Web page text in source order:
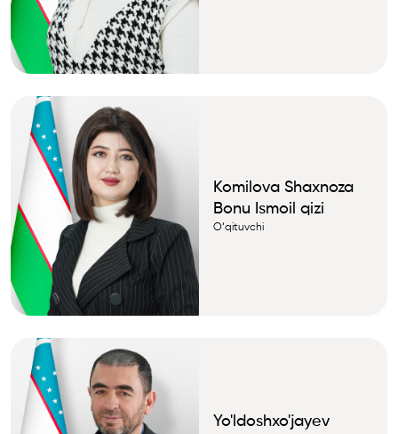
Komilova Shaxnoza
Bonu Ismoil qizi
О‘qituvchi
Yo'ldoshxo'jayev